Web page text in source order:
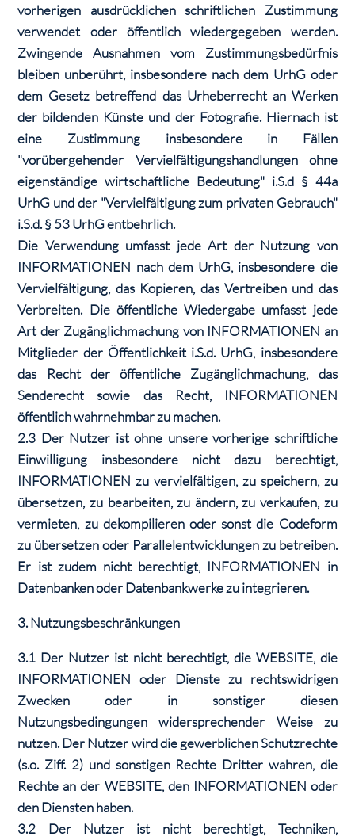
vorherigen ausdrücklichen schriftlichen Zustimmung
verwendet oder öffentlich wiedergegeben werden.
Zwingende Ausnahmen vom Zustimmungsbedürfnis
bleiben unberührt, insbesondere nach dem UrhG oder
dem Gesetz betreffend das Urheberrecht an Werken
der bildenden Künste und der Fotografie. Hiernach ist
eine Zustimmung insbesondere in Fällen
"vorübergehender Vervielfältigungshandlungen ohne
eigenständige wirtschaftliche Bedeutung" i.S.d § 44a
UrhG und der "Vervielfältigung zum privaten Gebrauch"
i.S.d. § 53 UrhG entbehrlich.
Die Verwendung umfasst jede Art der Nutzung von
INFORMATIONEN nach dem UrhG, insbesondere die
Vervielfältigung, das Kopieren, das Vertreiben und das
Verbreiten. Die öffentliche Wiedergabe umfasst jede
Art der Zugänglichmachung von INFORMATIONEN an
Mitglieder der Öffentlichkeit i.S.d. UrhG, insbesondere
das Recht der öffentliche Zugänglichmachung, das
Senderecht sowie das Recht, INFORMATIONEN
öffentlich wahrnehmbar zu machen.
2.3 Der Nutzer ist ohne unsere vorherige schriftliche
Einwilligung insbesondere nicht dazu berechtigt,
INFORMATIONEN zu vervielfältigen, zu speichern, zu
übersetzen, zu bearbeiten, zu ändern, zu verkaufen, zu
vermieten, zu dekompilieren oder sonst die Codeform
zu übersetzen oder Parallelentwicklungen zu betreiben.
Er ist zudem nicht berechtigt, INFORMATIONEN in
Datenbanken oder Datenbankwerke zu integrieren.
3. Nutzungsbeschränkungen
3.1 Der Nutzer ist nicht berechtigt, die WEBSITE, die
INFORMATIONEN oder Dienste zu rechtswidrigen
Zwecken oder in sonstiger diesen
Nutzungsbedingungen widersprechender Weise zu
nutzen. Der Nutzer wird die gewerblichen Schutzrechte
(s.o. Ziff. 2) und sonstigen Rechte Dritter wahren, die
Rechte an der WEBSITE, den INFORMATIONEN oder
den Diensten haben.
3.2 Der Nutzer ist nicht berechtigt, Techniken,